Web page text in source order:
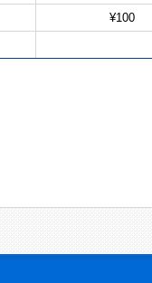
¥100